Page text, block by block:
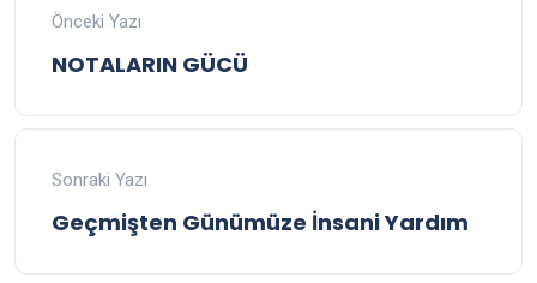
Önceki Yazı
NOTALARIN GÜCÜ
Sonraki Yazı
Geçmişten Günümüze İnsani Yardım